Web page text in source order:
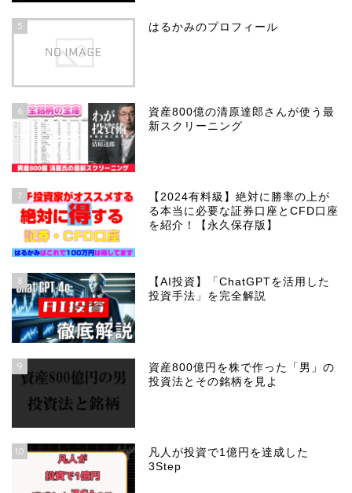
5 はるかみのプロフィール
6
資産800億の清原達郎さんが使う最
新スクリーニング
7
【2024有料級】絶対に勝率の上が
る本当に必要な証券口座とCFD口座
を紹介！【永久保存版】
8
【AI投資】「ChatGPTを活用した
投資手法」を完全解説
9
資産800億円を株で作った「男」の
投資法とその銘柄を見よ
10
凡人が投資で1億円を達成した
3Step